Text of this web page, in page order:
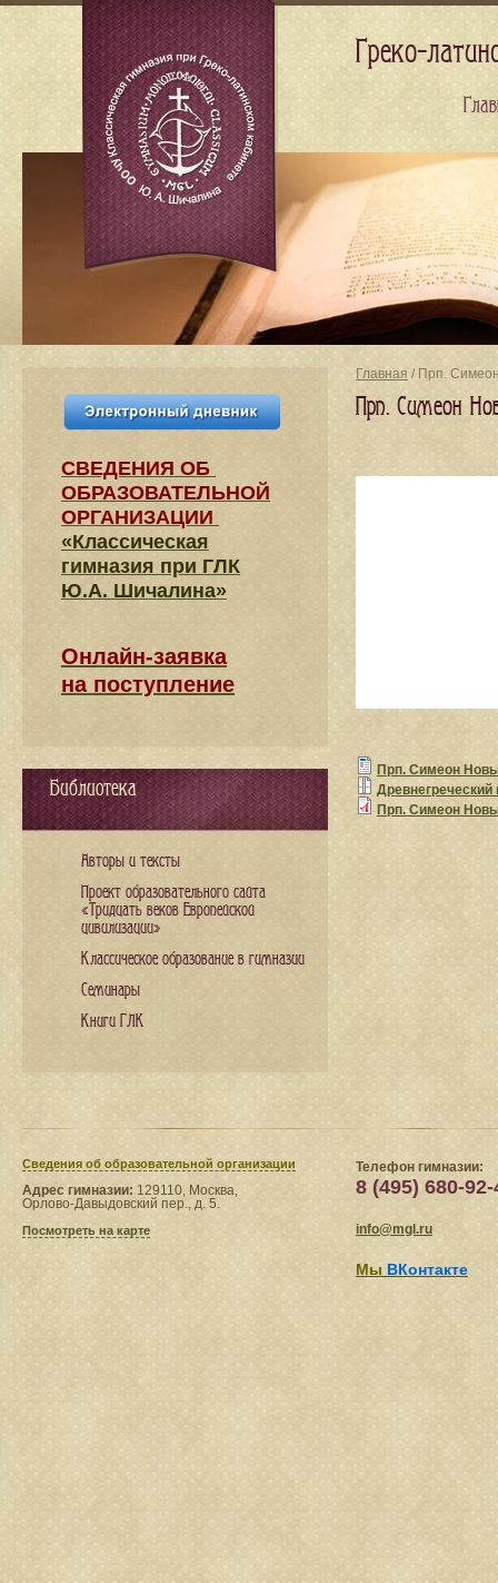
Главная / Прп.
Прп. Симеон
Прп. Симеон
Прп. Симеон
СВЕДЕНИЯ​ ОБ
ОБРАЗОВАТЕЛЬНОЙ
ОРГАНИЗАЦИИ
«Классическая
гимназия при ГЛК
Ю.А. Шичалина»
Онлайн-заявка
на поступление
Библиотека
Авторы и тексты
Проект образовательного сайта
«Тридцать веков Европейской
цивилизации»
Классическое образование в гимназии
Семинары
Книги ГЛК
Сведения​ об образовательной организации
Адрес гимназии: 129110, Москва,
Орлово-Давыдовский пер., д. 5.
Посмотреть на карте
Телефон гимназии:
8 (495) 680-92-
info@mgl.ru
Мы ВКонтакте
Греко-